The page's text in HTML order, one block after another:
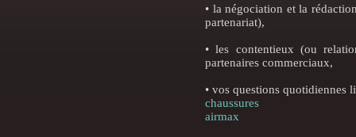
• la négociation et la
partenariat),
• les contentieux (ou
partenaires commerciaux,
• vos questions quotidiennes
chaussures
airmax